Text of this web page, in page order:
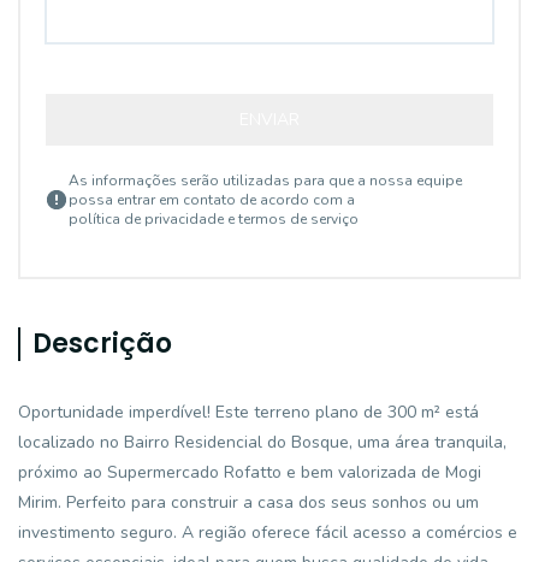
As informações serão utilizadas para que a nossa equipe
possa entrar em contato de acordo com a
política de privacidade e termos de serviço
Descrição
Oportunidade imperdível! Este terreno plano de 300 m² está
localizado no Bairro Residencial do Bosque, uma área tranquila,
próximo ao Supermercado Rofatto e bem valorizada de Mogi
Mirim. Perfeito para construir a casa dos seus sonhos ou um
investimento seguro. A região oferece fácil acesso a comércios e